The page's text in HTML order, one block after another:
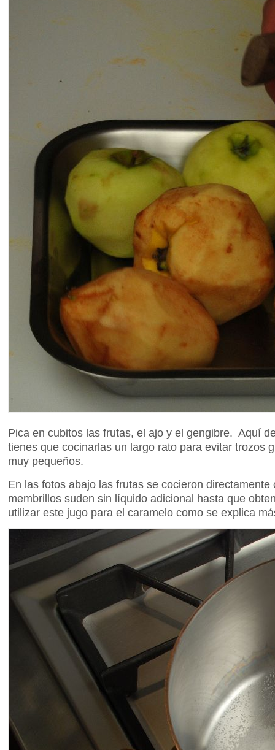
Pica en cubitos las frutas, el ajo y el gengibre. Aquí
tienes que cocinarlas un largo rato para evitar trozos
muy pequeños.
En las fotos abajo las frutas se cocieron
membrillos suden sin líquido adicional hasta que
utilizar este jugo para el caramelo como se explica